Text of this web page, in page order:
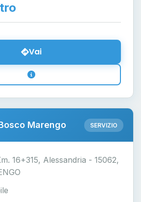
Vai
Marengo SERVIZIO
16+315, Alessandria - 15062,